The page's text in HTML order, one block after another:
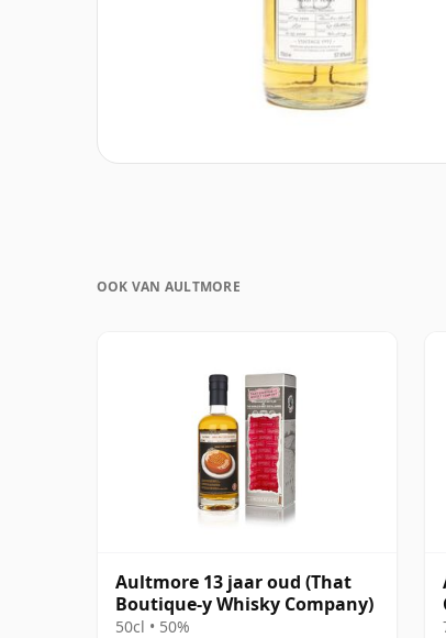
OOK VAN AULTMORE
Aultmore 13 jaar oud (That
Boutique-y Whisky Company)
50cl • 50%